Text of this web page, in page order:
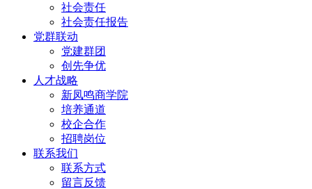
社会责任
社会责任报告
党群联动
党建群团
创先争优
人才战略
新凤鸣商学院
培养通道
校企合作
招聘岗位
联系我们
联系方式
留言反馈